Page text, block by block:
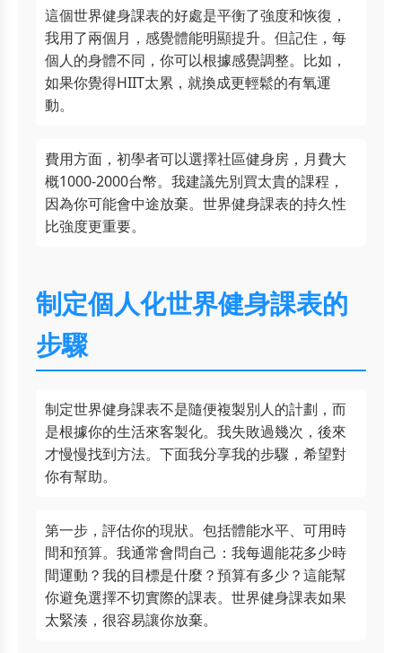
這個世界健身課表的好處是平衡了強度和恢復，
我用了兩個月，感覺體能明顯提升。但記住，每
個人的身體不同，你可以根據感覺調整。比如，
如果你覺得HIIT太累，就換成更輕鬆的有氧運
動。
費用方面，初學者可以選擇社區健身房，月費大
概1000-2000台幣。我建議先別買太貴的課程，
因為你可能會中途放棄。世界健身課表的持久性
比強度更重要。
制定個人化世界健身課表的
步驟
制定世界健身課表不是隨便複製別人的計劃，而
是根據你的生活來客製化。我失敗過幾次，後來
才慢慢找到方法。下面我分享我的步驟，希望對
你有幫助。
第一步，評估你的現狀。包括體能水平、可用時
間和預算。我通常會問自己：我每週能花多少時
間運動？我的目標是什麼？預算有多少？這能幫
你避免選擇不切實際的課表。世界健身課表如果
太緊湊，很容易讓你放棄。